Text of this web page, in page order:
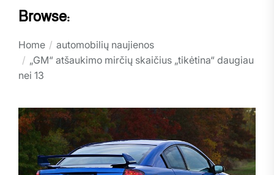
Browse:
Home
automobilių naujienos
„GM“ atšaukimo mirčių skaičius „tikėtina“ daugiau
nei 13